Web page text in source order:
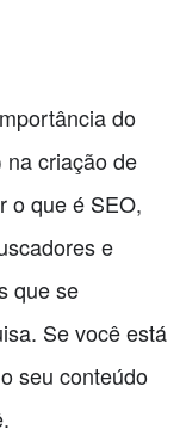
do
na criação de
o que é SEO,
e
que se
Se você está
seu conteúdo